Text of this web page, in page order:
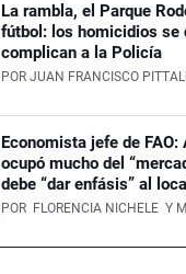
La rambla, el Parque
fútbol: los homicidios se
complican a la Policía
POR JUAN FRANCISCO
Economista jefe de
ocupó mucho del
debe “dar enfásis” al local
POR FLORENCIA NICHELE Y